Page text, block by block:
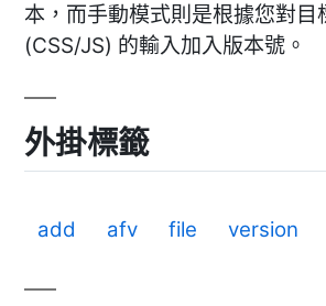
本，而手動模式則是根據您對目
(CSS/JS) 的輸入加入版本號。
外掛標籤
add afv file version